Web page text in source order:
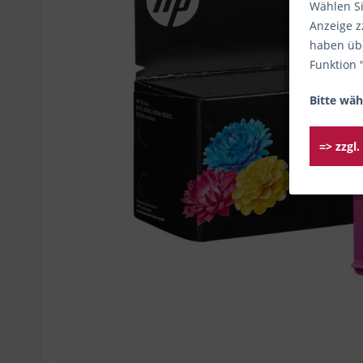
Wählen
Anzeige
haben
Funktion
Bitte
=>